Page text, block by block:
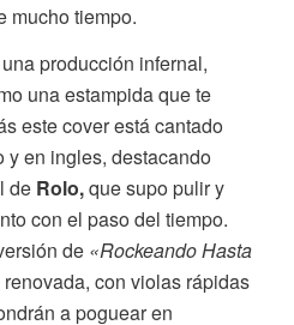
mucho tiempo.
producción infernal,
una estampida que te
este cover está cantado
y en ingles, destacando
de Rolo,que supo pulir y
con el paso del tiempo.
de «Rockeando Hasta
con violas rápidas
a poguear en